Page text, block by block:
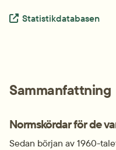
Extern länk.
Statistikdatabasen
Sammanfattning
Normskördar för de
Sedan början av 1960-